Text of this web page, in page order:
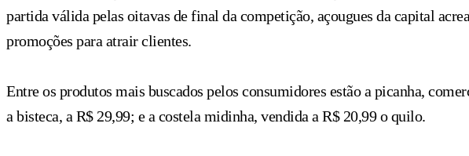
partida válida pelas oitavas de final da competição, açougues da capital
promoções para atrair clientes.
Entre os produtos mais buscados pelos consumidores estão a picanha,
a bisteca, a R$ 29,99; e a costela midinha, vendida a R$ 20,99 o quilo.